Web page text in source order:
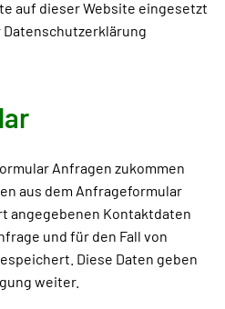
auf dieser Website eingesetzt
Anfragen zukommen
aus dem Anfrageformular
angegebenen Kontaktdaten
und für den Fall von
Diese Daten geben
weiter.